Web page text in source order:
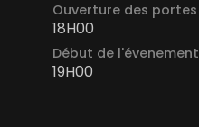
Ouverture des portes
18H00
Début de l'évenement
19H00